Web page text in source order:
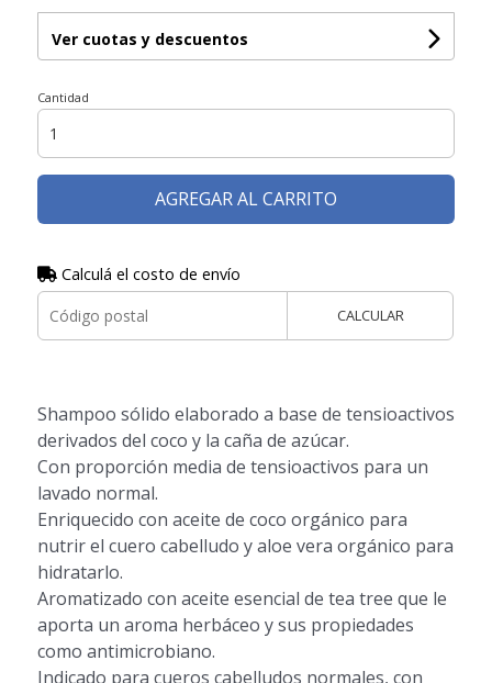
Ver cuotas y descuentos
Cantidad
AGREGAR AL CARRITO
Calculá el costo de envío
CALCULAR
Shampoo sólido elaborado a base de tensioactivos
derivados del coco y la caña de azúcar.
Con proporción media de tensioactivos para un
lavado normal.
Enriquecido con aceite de coco orgánico para
nutrir el cuero cabelludo y aloe vera orgánico para
hidratarlo.
Aromatizado con aceite esencial de tea tree que le
aporta un aroma herbáceo y sus propiedades
como antimicrobiano.
Indicado para cueros cabelludos normales, con